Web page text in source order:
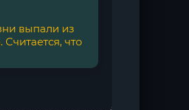
выпали из
что